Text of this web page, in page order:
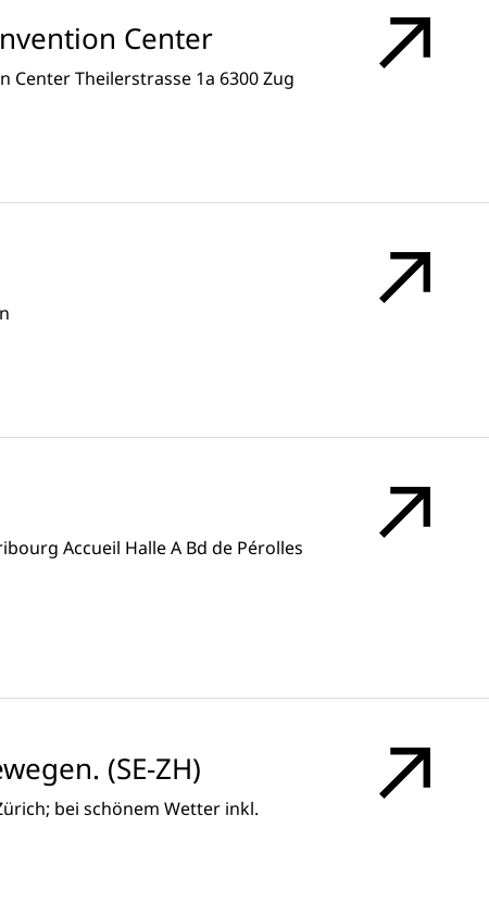
Center
Center Theilerstrasse 1a 6300 Zug
Accueil Halle A Bd de Pérolles
(SE-ZH)
bei schönem Wetter inkl.